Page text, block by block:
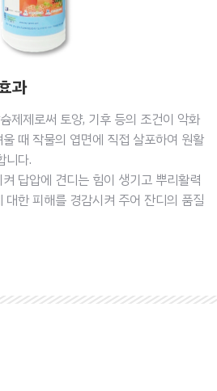
과
제제로써 토양, 기후 등의 조건이 악화
때 작물의 엽면에 직접 살포하여 원활
니다.
답압에 견디는 힘이 생기고 뿌리활력
대한 피해를 경감시켜 주어 잔디의 품질